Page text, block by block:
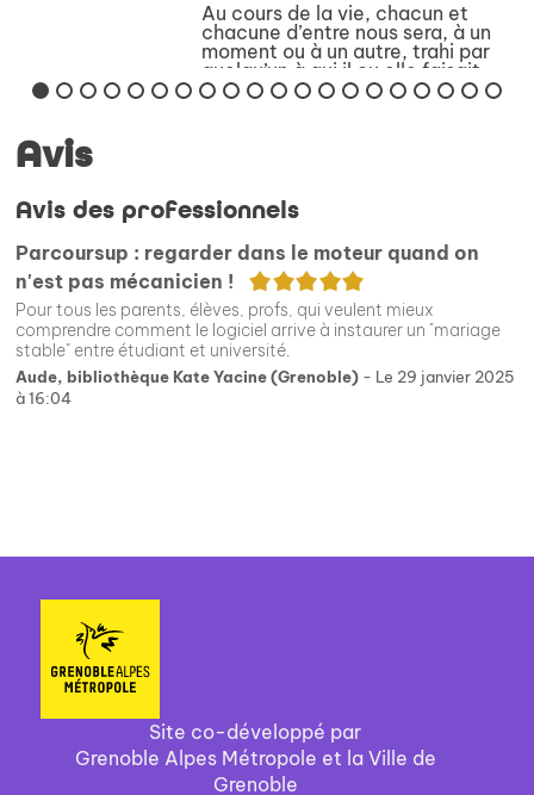
Au cours de la vie, chacun et
chacune d’entre nous sera, à un
moment ou à un autre, trahi par
quelqu’un à qui il ou elle faisait
confiance – et si l’on est
Avis
Avis des professionnels
Parcoursup : regarder dans le moteur quand on
n'est pas mécanicien !
5/5
Pour tous les parents, élèves, profs, qui veulent mieux
comprendre comment le logiciel arrive à instaurer un "mariage
stable" entre étudiant et université.
Aude, bibliothèque Kate Yacine (Grenoble) - Le 29 janvier 2025
à 16:04
Site co-développé par
Grenoble Alpes Métropole et la Ville de
Grenoble